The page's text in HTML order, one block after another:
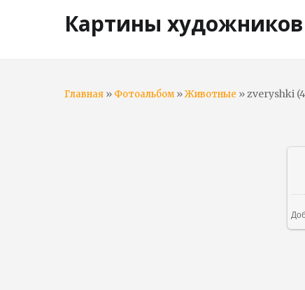
Картины художников
Главная » Фотоальбом»Животные » zveryshki